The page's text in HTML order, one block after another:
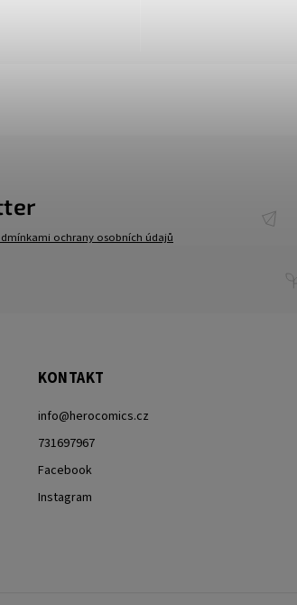
KONTAKT
info@herocomics.cz
731697967
Facebook
Instagram
ochrany osobních údajů